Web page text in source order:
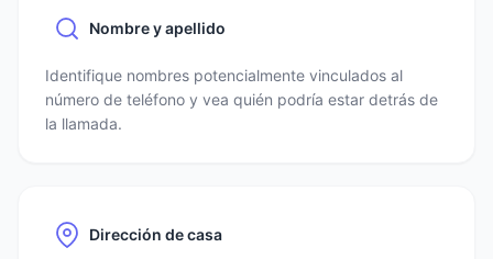
Nombre y apellido
Identifique nombres potencialmente vinculados al
número de teléfono y vea quién podría estar detrás de
la llamada.
Dirección de casa